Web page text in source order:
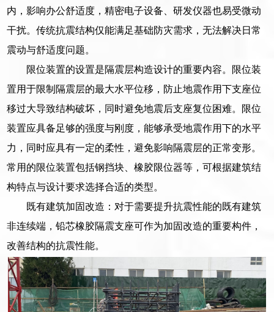
内，影响办公舒适度，精密电子设备、研发仪器也易受微动
干扰。传统抗震结构仅能满足基础防灾需求，无法解决日常
震动与舒适度问题。
限位装置的设置是隔震层构造设计的重要内容。限位装
置用于限制隔震层的最大水平位移，防止地震作用下支座位
移过大导致结构破坏，同时避免地震后支座复位困难。限位
装置应具备足够的强度与刚度，能够承受地震作用下的水平
力，同时应具有一定的柔性，避免影响隔震层的正常变形。
常用的限位装置包括钢挡块、橡胶限位器等，可根据建筑结
构特点与设计要求选择合适的类型。
既有建筑加固改造：对于需要提升抗震性能的既有建筑
非连续端，铅芯橡胶隔震支座可作为加固改造的重要构件，
改善结构的抗震性能。